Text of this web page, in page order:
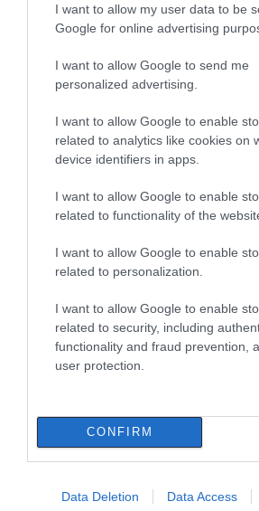
I want to allow my user data to be
Google for online advertising
I want to allow Google to send me
personalized advertising.
I want to allow Google to enable
related to analytics like cookies on
device identifiers in apps.
I want to allow Google to enable
related to functionality of the
I want to allow Google to enable
related to personalization.
I want to allow Google to enable
related to security, including
functionality and fraud prevention,
user protection.
CONFIRM
Data Deletion Data Access
Κάνεις δεν ξεχνά τι έζησε η
Εύβοια πριν πέντε χρόνια
ιστορικών γκολ του Μαραντόνα
Αγανάκτηση σε χωριό της
Εύβοιας: Μένουν κάθε μέρα χωρίς
Αγροτικές ενισχύσεις: Ποιοι θα
λάβουν νωρίτερα τις
προκαταβολές
αντιδήμαρχος στην Εύβοια! Έγινε
για τρίτη φορά παππούς!
Ευρυδίκη Βαλαβάνη: Οι
Εύβοια! Η Ιερά Μονή
Οσίου Δαυΐδ έλαμψε
της Μεταμορφώσεως
επέτειος της